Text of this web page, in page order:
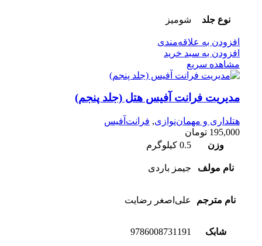
نوع جلد شومیز
افزودن به علاقه‌مندی
افزودن به سبد خرید
مشاهده سریع
مدیریت فرانت آفیس هتل (جلد پنجم)
هتلداری و مهمان‌نوازی, فرانت‌آفیس
195,000 تومان
وزن
0.5 کیلوگرم
نام مولف جیمز باردی
نام مترجم علی‌اصغر رضایت
شابک 9786008731191